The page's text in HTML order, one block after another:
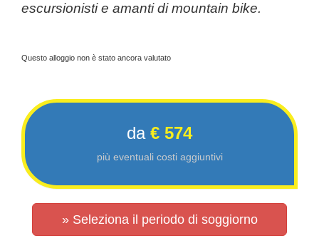
escursionisti e amanti di mountain bike.
Questo alloggio non è stato ancora valutato
da € 574
più eventuali costi aggiuntivi
» Seleziona il periodo di soggiorno